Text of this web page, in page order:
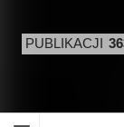
PUBLIKACJI